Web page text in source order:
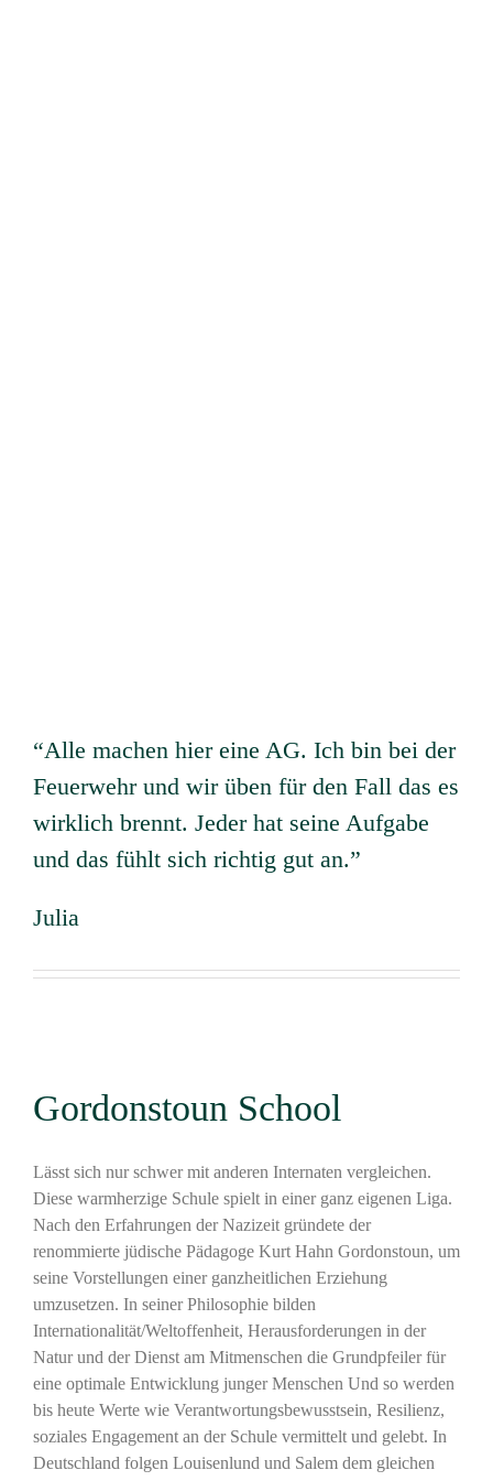
“Alle machen hier eine AG. Ich bin bei der
Feuerwehr und wir üben für den Fall das es
wirklich brennt. Jeder hat seine Aufgabe
und das fühlt sich richtig gut an.”
Julia
Gordonstoun School
Lässt sich nur schwer mit anderen Internaten vergleichen.
Diese warmherzige Schule spielt in einer ganz eigenen Liga.
Nach den Erfahrungen der Nazizeit gründete der
renommierte jüdische Pädagoge Kurt Hahn Gordonstoun, um
seine Vorstellungen einer ganzheitlichen Erziehung
umzusetzen. In seiner Philosophie bilden
Internationalität/Weltoffenheit, Herausforderungen in der
Natur und der Dienst am Mitmenschen die Grundpfeiler für
eine optimale Entwicklung junger Menschen Und so werden
bis heute Werte wie Verantwortungsbewusstsein, Resilienz,
soziales Engagement an der Schule vermittelt und gelebt. In
Deutschland folgen Louisenlund und Salem dem gleichen